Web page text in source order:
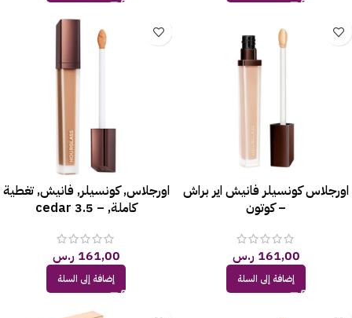
اورجلاس كونسيلر فانيش اير براش
– كوتون
161,00 ر.س
إضافة إلى السلة
اورجلاس, كونسيلر, فانيش, تغطية
كاملة, – 3.5 cedar
161,00 ر.س
إضافة إلى السلة